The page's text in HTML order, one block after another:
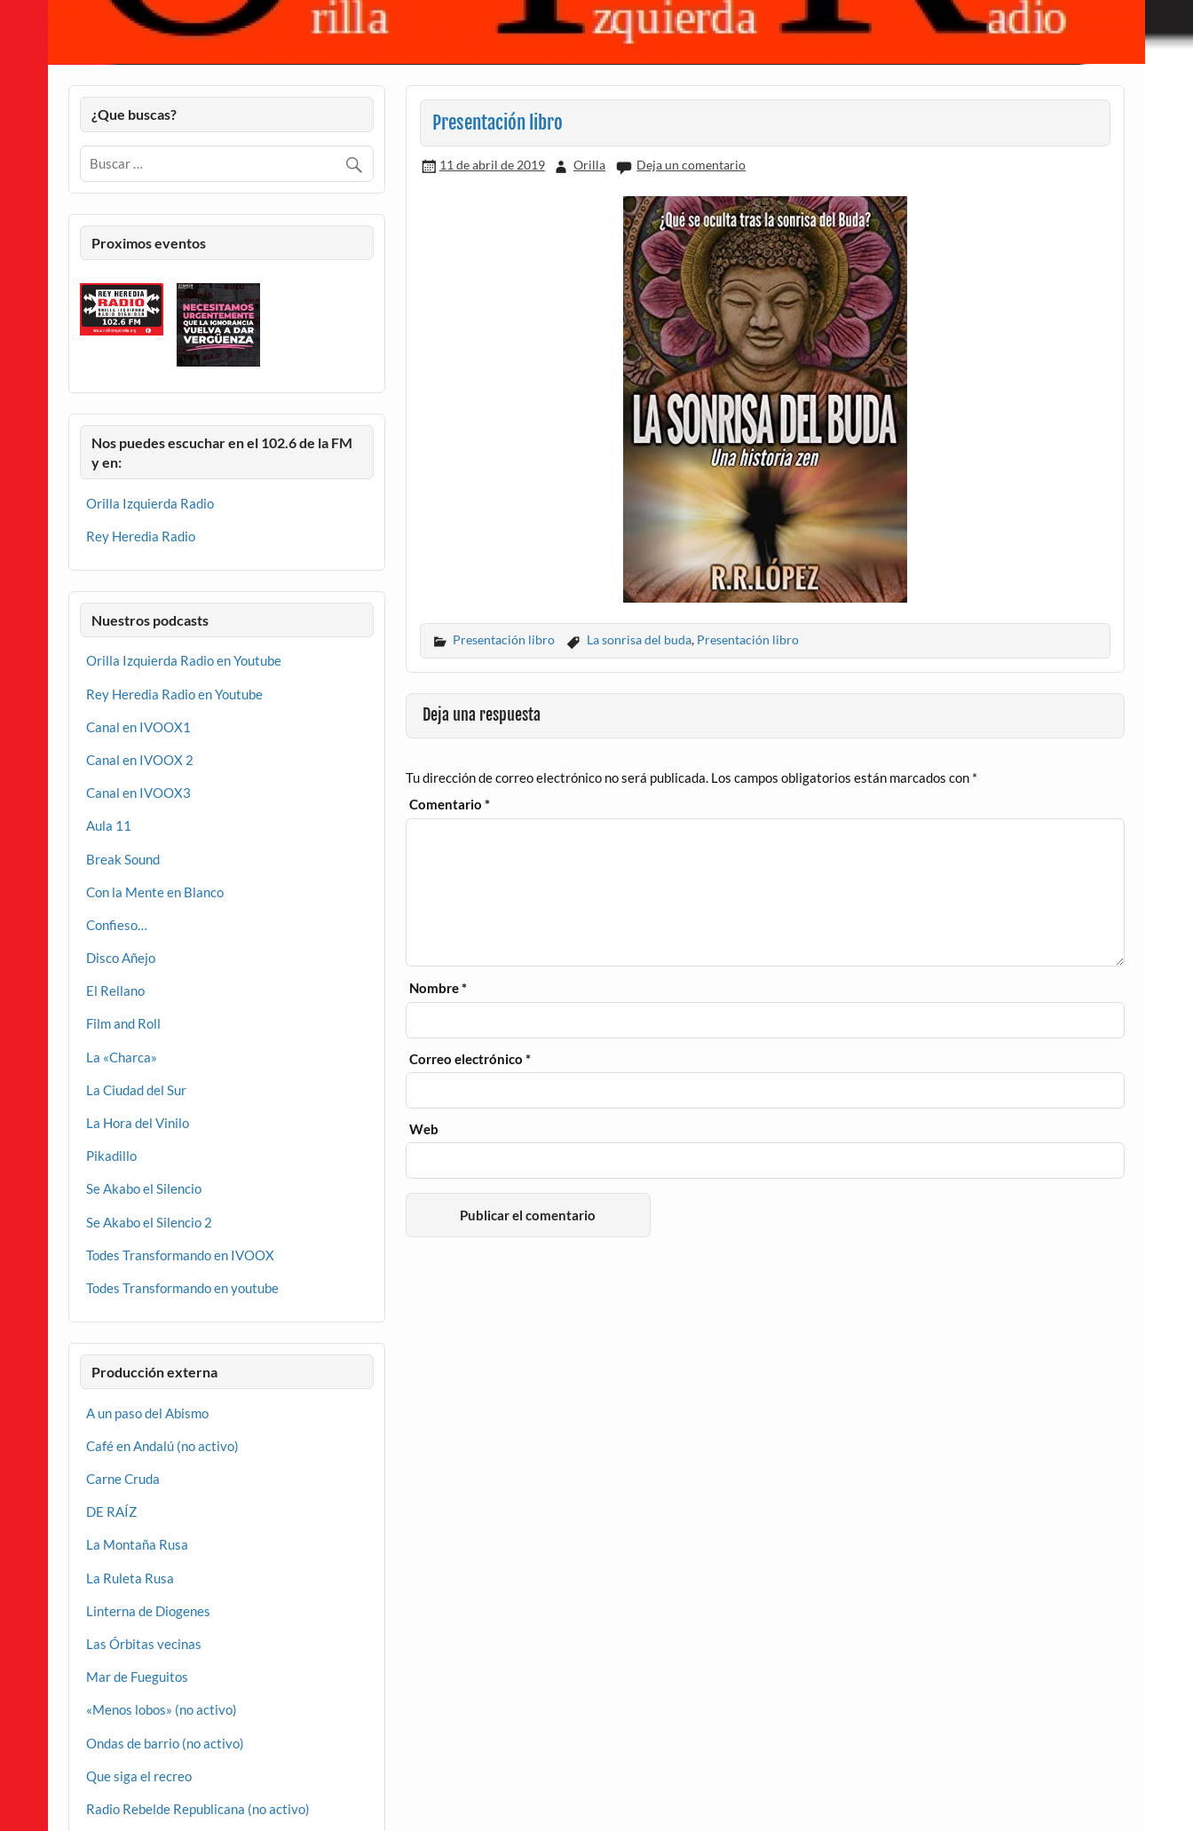
Presentación libro
11 de abril de 2019 Orilla Deja un comentario
Presentación libro La sonrisa del buda, Presentación libro
Deja una respuesta
Tu dirección de correo electrónico no será publicada. Los campos obligatorios están marcados con *
Comentario*
Nombre*
Correo electrónico*
Web
¿Que buscas?
Proximos eventos
Nos puedes escuchar en el 102.6 de la FM
y en:
Orilla Izquierda Radio
Rey Heredia Radio
Nuestros podcasts
Orilla Izquierda Radio en Youtube
Rey Heredia Radio en Youtube
Canal en IVOOX1
Canal en IVOOX 2
Canal en IVOOX3
Aula 11
Break Sound
Con la Mente en Blanco
Confieso…
Disco Añejo
El Rellano
Film and Roll
La «Charca»
La Ciudad del Sur
La Hora del Vinilo
Pikadillo
Se Akabo el Silencio
Se Akabo el Silencio 2
Todes Transformando en IVOOX
Todes Transformando en youtube
Producción externa
A un paso del Abismo
Café en Andalú (no activo)
Carne Cruda
DE RAÍZ
La Montaña Rusa
La Ruleta Rusa
Linterna de Diogenes
Las Órbitas vecinas
Mar de Fueguitos
«Menos lobos» (no activo)
Ondas de barrio (no activo)
Que siga el recreo
Radio Rebelde Republicana (no activo)